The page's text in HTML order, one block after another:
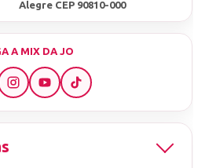
Alegre CEP 90810-000
A MIX DA JO